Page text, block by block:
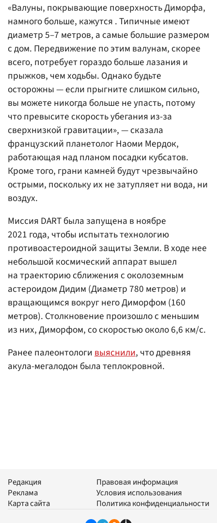
«Валуны, покрывающие поверхность Диморфа,
намного больше, кажутся . Типичные имеют
диаметр 5–7 метров, а самые большие размером
с дом. Передвижение по этим валунам, скорее
всего, потребует гораздо больше лазания и
прыжков, чем ходьбы. Однако будьте
осторожны — если прыгните слишком сильно,
вы можете никогда больше не упасть, потому
что превысите скорость убегания из-за
сверхнизкой гравитации», — сказала
французский планетолог Наоми Мердок,
работающая над планом посадки кубсатов.
Кроме того, грани камней будут чрезвычайно
острыми, поскольку их не затупляет ни вода, ни
воздух.
Миссия DART была запущена в ноябре
2021 года, чтобы испытать технологию
противоастероидной защиты Земли. В ходе нее
небольшой космический аппарат вышел
на траекторию сближения с околоземным
астероидом Дидим (Диаметр 780 метров) и
вращающимся вокруг него Диморфом (160
метров). Столкновение произошло с меньшим
из них, Диморфом, со скоростью около 6,6 км/с.
Ранее палеонтологивыяснили, что древняя
акула-мегалодон была теплокровной.
Редакция
Реклама
Карта сайта
Правовая информация
Условия использования
Политика конфиденциальности